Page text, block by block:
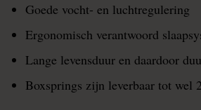
Goede vocht- en luchtregulering
Ergonomisch verantwoord
Lange levensduur en daardoor
Boxsprings zijn leverbaar tot wel